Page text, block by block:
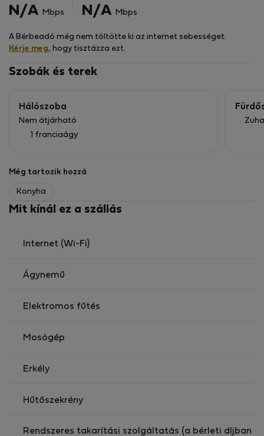
N/A Mbps N/A Mbps
A Bérbeadó még nem töltötte ki az internet sebességet.
Kérje meg, hogy tisztázza ezt.
Szobák és terek
Hálószoba
Nem átjárható
1 franciaágy
Még tartozik hozzá
Konyha
Mit kínál ez a szállás
Internet (Wi-Fi)
Ágynemű
Elektromos fűtés
Mosógép
Erkély
Hűtőszekrény
Rendszeres takarítási szolgáltatás (a bérleti díjban